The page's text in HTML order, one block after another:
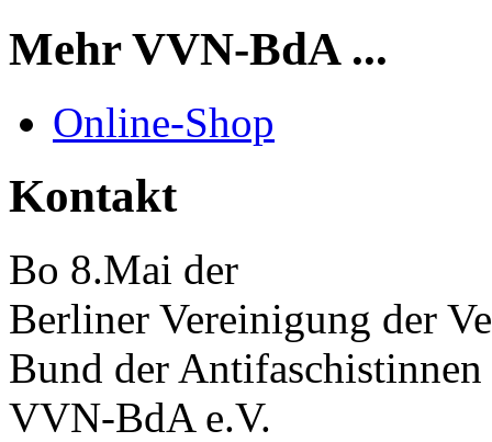
Mehr VVN-BdA ...
Online-Shop
Kontakt
Bo 8.Mai der
Berliner Vereinigung der
Bund der
VVN-BdA e.V.